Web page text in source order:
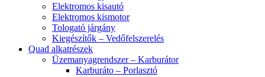
Elektromos kisautó
Elektromos kismotor
Tologató járgány
Kiegészítők – Vedőfelszerelés
Quad alkatrészek
Üzemanyagrendszer – Karburátor
Karburáto – Porlasztó